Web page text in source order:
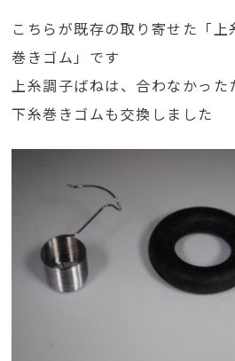
こちらが既存の取り寄せた「
巻きゴム」です
上糸調子ばねは、合わなかった
下糸巻きゴムも交換しました